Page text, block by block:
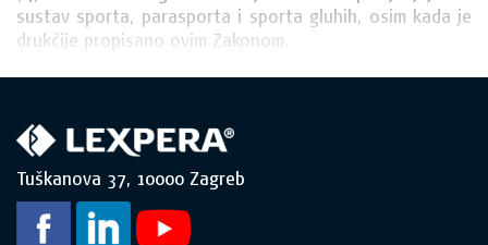
sustav sporta, parasporta i sporta gluhih, osim kada je
drukčije propisano ovim Zakonom.
Tuškanova 37, 10000 Zagreb